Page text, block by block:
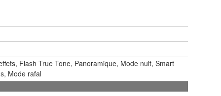
Flash True Tone, Panoramique, Mode nuit, Smart
Mode rafal